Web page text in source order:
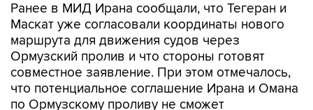
Ранее в МИД Ирана сообщали, что Тегеран и
Маскат уже согласовали координаты нового
маршрута для движения судов через
Ормузский пролив и что стороны готовят
совместное заявление. При этом отмечалось,
что потенциальное соглашение Ирана и Омана
по Ормузскому проливу не сможет